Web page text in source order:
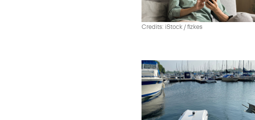
Credits: iStock / fizkes